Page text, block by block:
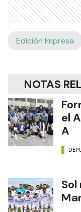
Edición Impresa
NOTAS
el
A